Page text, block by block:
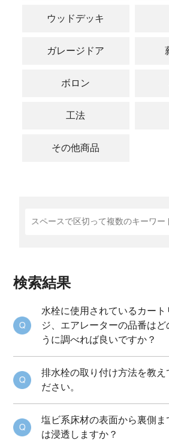
ウッドデッキ
ガレージドア
ボロン
工法
その他商品
検索結果
水栓に使用されているカート
ジ、エアレーターの品番はど
うに調べれば良いですか？
排水栓の取り付け方法を教え
ださい。
塩ビ系床材の表面から裏側ま
は浸透しますか？